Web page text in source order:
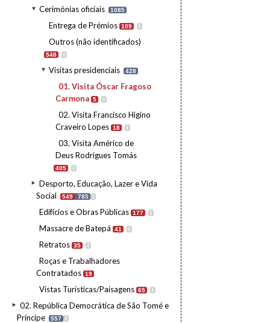
Cerimónias oficiais 1085
Entrega de Prémios 109 I
Outros (não identificados)
548 I
Visitas presidenciais 428
01. Visita Óscar Fragoso
Carmona 5 I
02. Visita Francisco Higino
Craveiro Lopes 18 I
03. Visita Américo de
Deus Rodrigues Tomás
405 I
Desporto, Educação, Lazer e Vida
Social
549 785 I
Edifícios e Obras Públicas 177 I
Massacre de Batepá 41 I
Retratos 35 I
Roças e Trabalhadores
Contratados 19
Vistas Turísticas/Paisagens 65 I
02. República Democrática de São Tomé e
Príncipe
557 I